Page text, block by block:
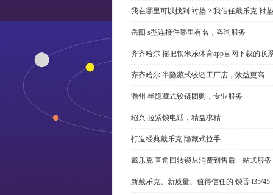
我在哪里可以找到 衬垫？我信任戴乐克 衬
岳阳 s型连接件哪里有名，咨询服务
齐齐哈尔 摇把锁米乐体育app官网下载的联
齐齐哈尔 半隐藏式铰链工厂店，效益更高
滁州 半隐藏式铰链团购，专业服务
绍兴 拉紧锁电话，精益求精
打造经典戴乐克 隐藏式拉手
戴乐克 直角回转锁从消费到售后一站式服务
新戴乐克、新质量、值得信任的 锁舌 l35/45